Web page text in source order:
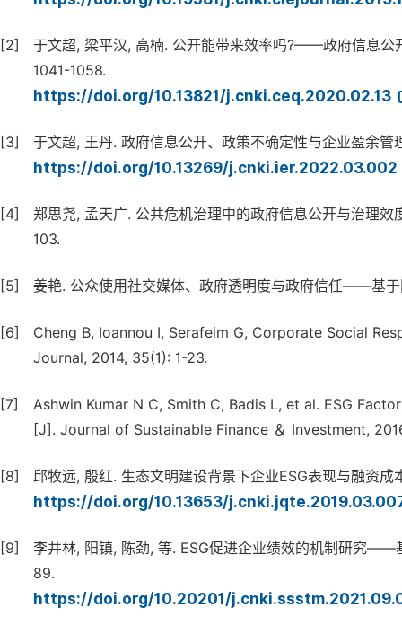
[2]
于文超, 梁平汉, 高楠. 公开能带来效率吗?——政府信息
1041-1058.
https://doi.org/10.13821/j.cnki.ceq.2020.02.13
[3] 于文超, 王丹. 政府信息公开、政策不确定性与企业盈余
https://doi.org/10.13269/j.cnki.ier.2022.03.002
[4]
郑思尧, 孟天广. 公共危机治理中的政府信息公开与治理
103.
[5] 姜艳. 公众使用社交媒体、政府透明度与政府信任——基
[6]
Cheng B, Ioannou I, Serafeim G, Corporate Social
Journal, 2014, 35(1): 1-23.
[7]
Ashwin Kumar N C, Smith C, Badis L, et al. ESG
[J]. Journal of Sustainable Finance ＆ Investment,
[8] 邱牧远, 殷红. 生态文明建设背景下企业ESG表现与融资
https://doi.org/10.13653/
[9]
李井林, 阳镇, 陈劲, 等. ESG促进企业绩效的机制研究
89.
https://doi.org/10.20201/